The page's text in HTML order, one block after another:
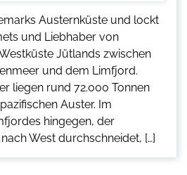
Austernküste und lockt
und Liebhaber von
Jütlands zwischen
und dem Limfjord.
liegen rund 72.000 Tonnen
Auster. Im
hingegen, der
West durchschneidet, […]